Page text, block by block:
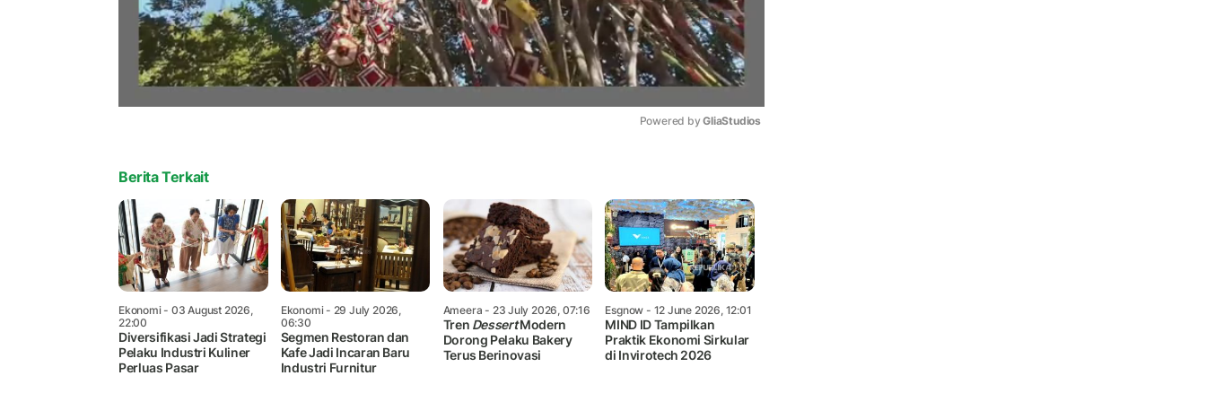
Powered by GliaStudios
Berita Terkait
Ekonomi- 03 August 2026,
22:00
Diversifikasi Jadi Strategi
Pelaku Industri Kuliner
Perluas Pasar
Ekonomi- 29 July 2026,
06:30
Segmen Restoran dan
Kafe Jadi Incaran Baru
Industri Furnitur
Ameera - 23 July 2026, 07:16
Tren DessertModern
Dorong Pelaku Bakery
Terus Berinovasi
Esgnow - 12 June 2026, 12:01
MIND ID Tampilkan
Praktik Ekonomi Sirkular
di Invirotech 2026